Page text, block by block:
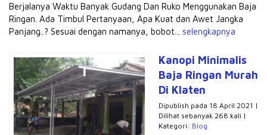
Berjalanya Waktu Banyak Gudang Dan Ruko Menggunakan Baja
Ringan. Ada Timbul Pertanyaan, Apa Kuat dan Awet Jangka
Panjang..? Sesuai dengan namanya, bobot... selengkapnya
Kanopi Minimalis
Baja Ringan Murah
Di Klaten
Dipublish pada 18 April 2021 |
Dilihat sebanyak 268 kali |
Kategori: Blog